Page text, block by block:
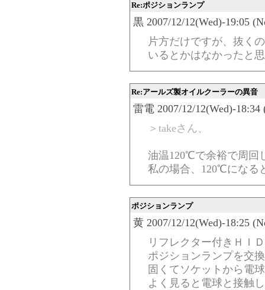
Re:ポジションランプ
黒 2007/12/12(Wed)-19:05
片方だけですが、抜く
いるとかはなかったと
Re:アールズ製オイルクーラーの異音
雷電 2007/12/12(Wed)-18:34
＞takeさん、
油温120℃で余裕で周回
私の場合、120℃になる
ポジションランプ
黄 2007/12/12(Wed)-18:25
リフレクター付きＨＩ
ポジションランプを交
固くてソケットから電
よく見ると電球と接触